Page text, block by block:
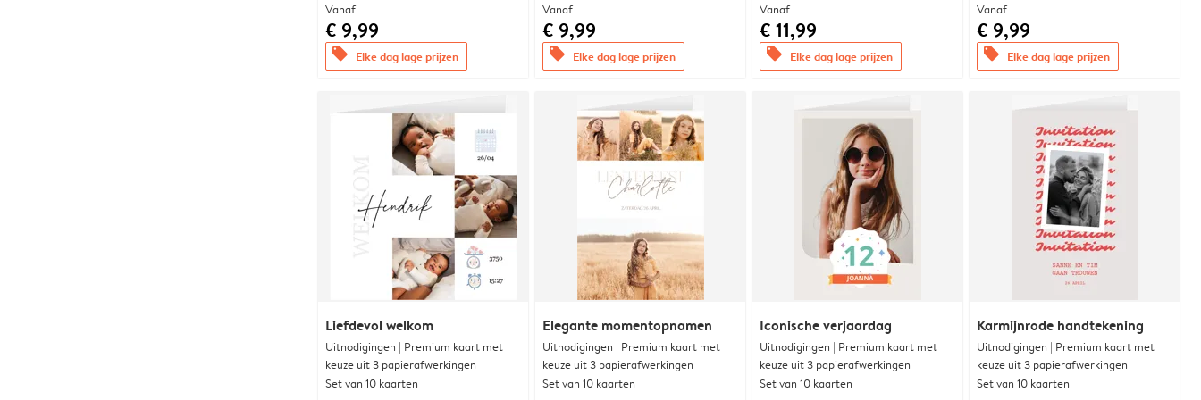
Vanaf
€ 9,99
offers Elke dag lage prijzen
Vanaf
€ 9,99
offers Elke dag lage prijzen
Vanaf
€ 11,99
offers Elke dag lage prijzen
Vanaf
€ 9,99
offers Elke dag lage prijzen
Liefdevol welkom
Uitnodigingen | Premium kaart met
keuze uit 3 papierafwerkingen
Set van 10 kaarten
Elegante momentopnamen
Uitnodigingen | Premium kaart met
keuze uit 3 papierafwerkingen
Set van 10 kaarten
Iconische verjaardag
Uitnodigingen | Premium kaart met
keuze uit 3 papierafwerkingen
Set van 10 kaarten
Karmijnrode handtekening
Uitnodigingen | Premium kaart met
keuze uit 3 papierafwerkingen
Set van 10 kaarten